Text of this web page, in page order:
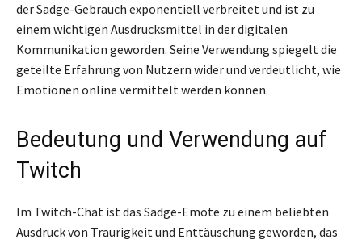
der Sadge-Gebrauch exponentiell verbreitet und ist zu
einem wichtigen Ausdrucksmittel in der digitalen
Kommunikation geworden. Seine Verwendung spiegelt die
geteilte Erfahrung von Nutzern wider und verdeutlicht, wie
Emotionen online vermittelt werden können.
Bedeutung und Verwendung auf
Twitch
Im Twitch-Chat ist das Sadge-Emote zu einem beliebten
Ausdruck von Traurigkeit und Enttäuschung geworden, das